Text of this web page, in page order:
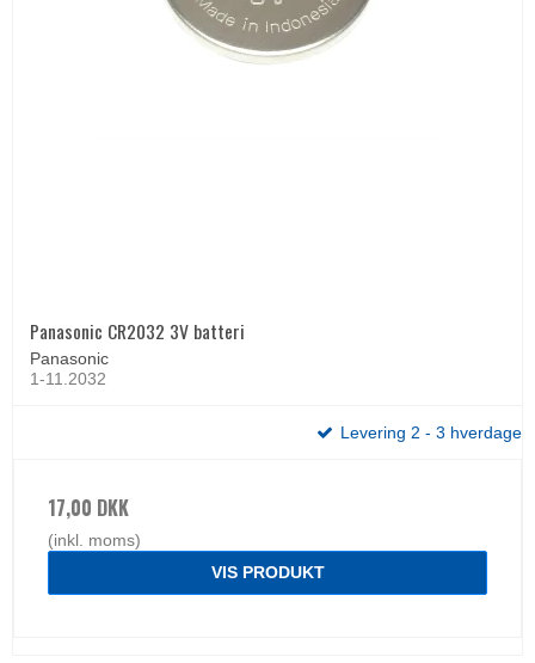
Panasonic CR2032 3V batteri
Panasonic
1-11.2032
Levering 2 - 3 hverdage
17,00 DKK
(inkl. moms)
VIS PRODUKT